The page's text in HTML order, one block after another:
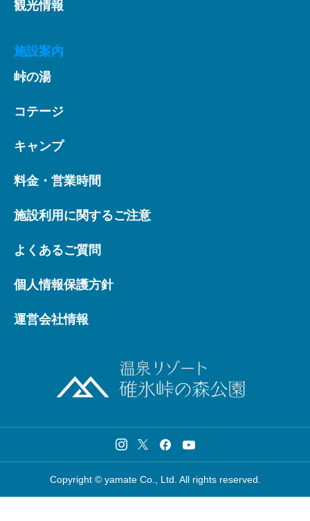
観光情報
施設案内
峠の湯
コテージ
キャンプ
料金・営業時間
施設利用に関するご注意
よくあるご質問
個人情報保護方針
運営会社情報
Copyright © yamate Co., Ltd. All rights reserved.